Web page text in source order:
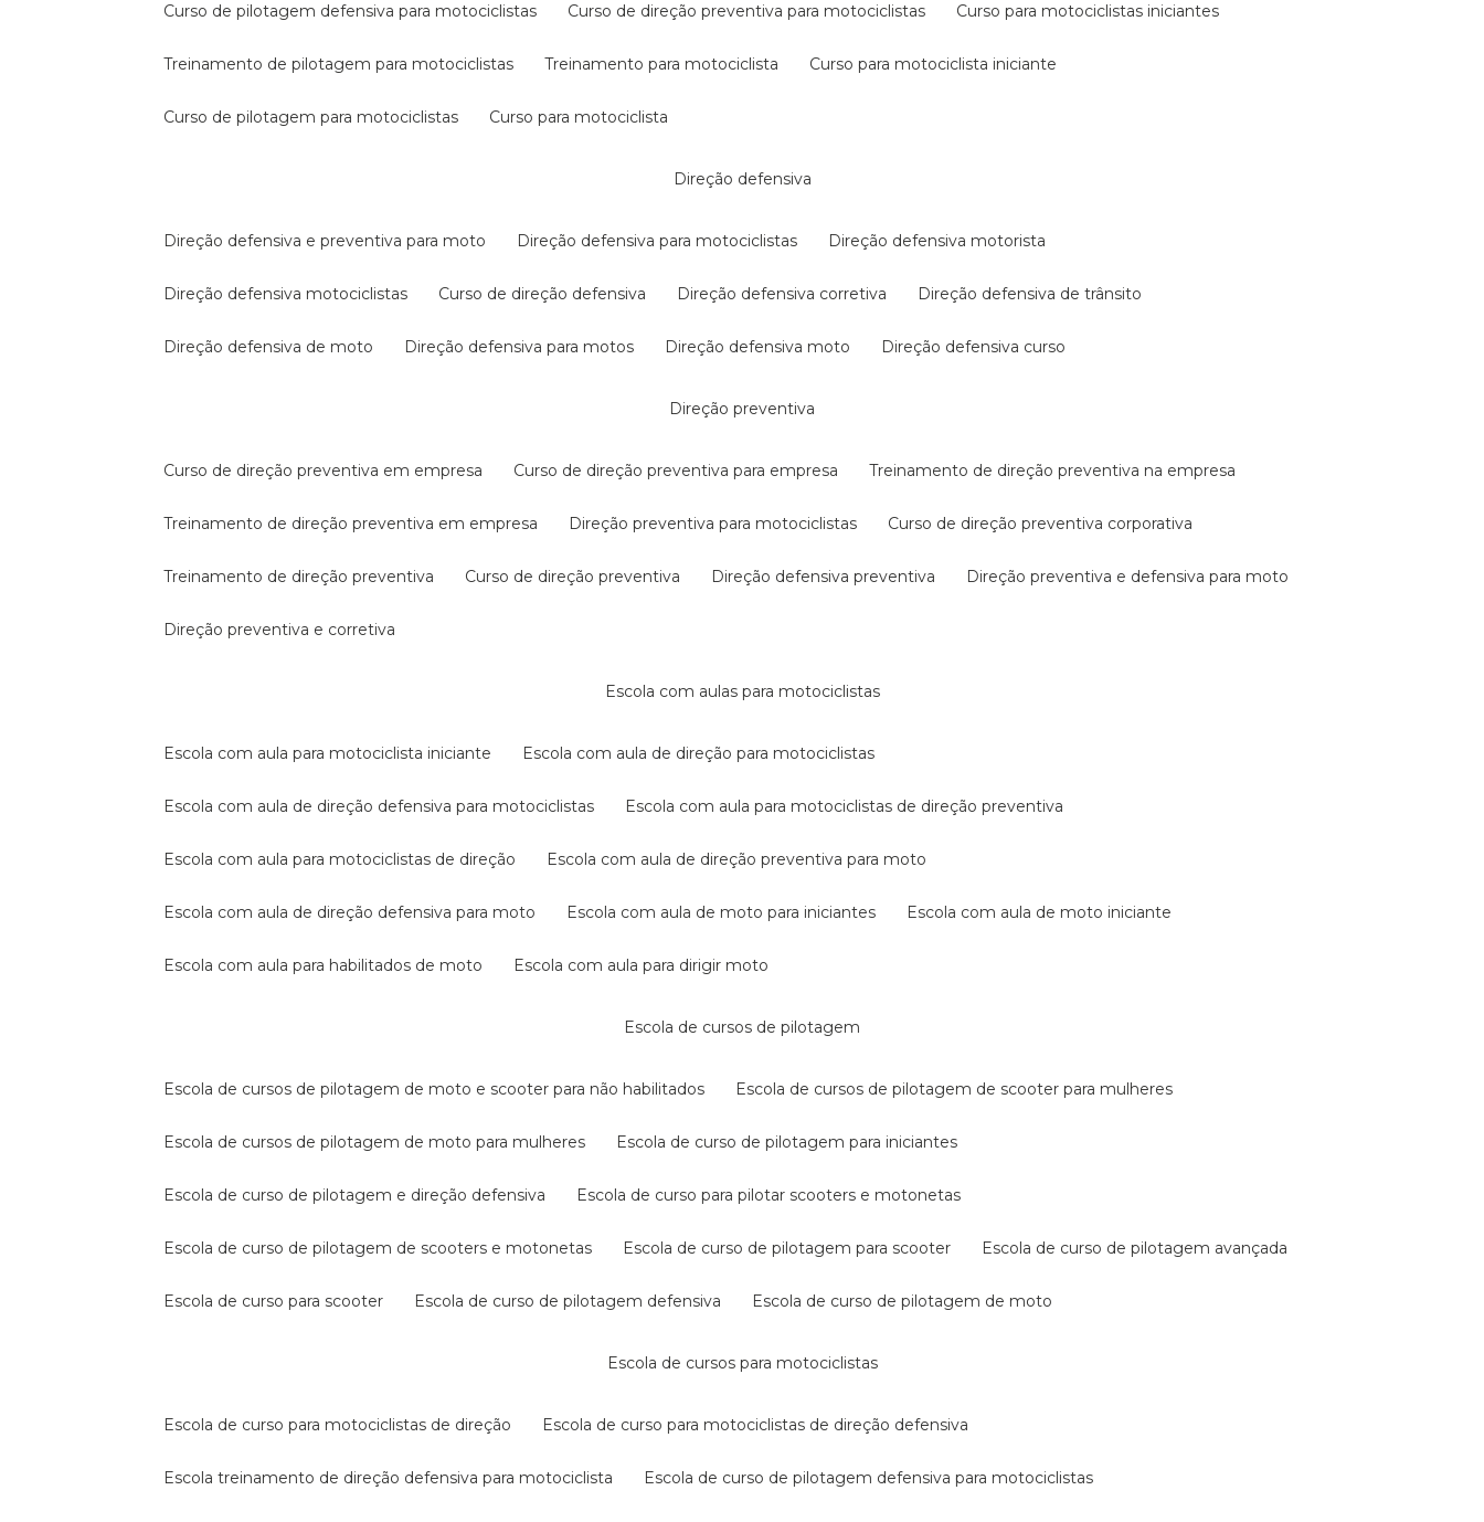
curso de pilotagem defensiva para motociclistas curso de direção preventiva para motociclistas curso para motociclistas iniciantes
treinamento de pilotagem para motociclistas treinamento para motociclista curso para motociclista iniciante
curso de pilotagem para motociclistas curso para motociclista
direção defensiva
direção defensiva e preventiva para moto direção defensiva para motociclistas direção defensiva motorista
direção defensiva motociclistas curso de direção defensiva direção defensiva corretiva direção defensiva de trânsito
direção defensiva de moto direção defensiva para motos direção defensiva moto direção defensiva curso
direção preventiva
curso de direção preventiva em empresa curso de direção preventiva para empresa treinamento de direção preventiva na empresa
treinamento de direção preventiva em empresa direção preventiva para motociclistas curso de direção preventiva corporativa
treinamento de direção preventiva curso de direção preventiva direção defensiva preventiva direção preventiva e defensiva para moto
direção preventiva e corretiva
escola com aulas para motociclistas
escola com aula para motociclista iniciante escola com aula de direção para motociclistas
escola com aula de direção defensiva para motociclistas escola com aula para motociclistas de direção preventiva
escola com aula para motociclistas de direção escola com aula de direção preventiva para moto
escola com aula de direção defensiva para moto escola com aula de moto para iniciantes escola com aula de moto iniciante
escola com aula para habilitados de moto escola com aula para dirigir moto
escola de cursos de pilotagem
escola de cursos de pilotagem de moto e scooter para não habilitados escola de cursos de pilotagem de scooter para mulheres
escola de cursos de pilotagem de moto para mulheres escola de curso de pilotagem para iniciantes
escola de curso de pilotagem e direção defensiva escola de curso para pilotar scooters e motonetas
escola de curso de pilotagem de scooters e motonetas escola de curso de pilotagem para scooter escola de curso de pilotagem avançada
escola de curso para scooter escola de curso de pilotagem defensiva escola de curso de pilotagem de moto
escola de cursos para motociclistas
escola de curso para motociclistas de direção escola de curso para motociclistas de direção defensiva
escola treinamento de direção defensiva para motociclista escola de curso de pilotagem defensiva para motociclistas